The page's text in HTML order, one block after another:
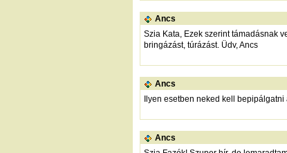
Ancs
Szia Kata, Ezek szerint támadásnak
bringázást, túrázást. Üdv, Ancs
Ancs
Ilyen esetben neked kell bepipálgatni
Ancs